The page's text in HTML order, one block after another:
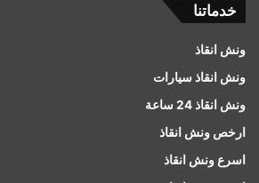
خدماتنا
ونش انقاذ
ونش انقاذ سيارات
ونش انقاذ 24 ساعة
ارخص ونش انقاذ
اسرع ونش انقاذ